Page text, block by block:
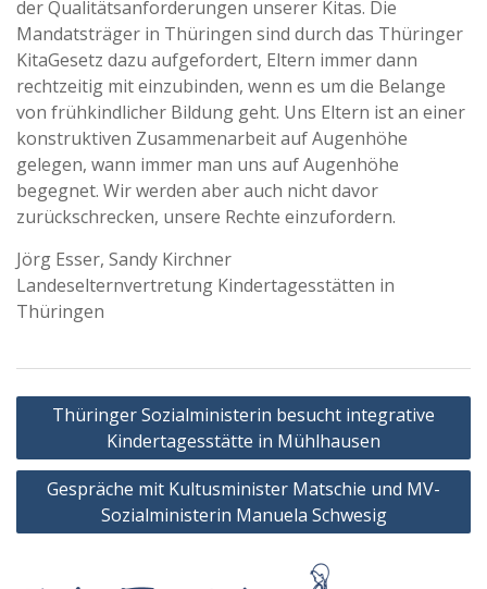
der Qualitätsanforderungen unserer Kitas. Die
Mandatsträger in Thüringen sind durch das Thüringer
KitaGesetz dazu aufgefordert, Eltern immer dann
rechtzeitig mit einzubinden, wenn es um die Belange
von frühkindlicher Bildung geht. Uns Eltern ist an einer
konstruktiven Zusammenarbeit auf Augenhöhe
gelegen, wann immer man uns auf Augenhöhe
begegnet. Wir werden aber auch nicht davor
zurückschrecken, unsere Rechte einzufordern.
Jörg Esser, Sandy Kirchner
Landeselternvertretung Kindertagesstätten in
Thüringen
Beitragsnavigation
Thüringer Sozialministerin besucht integrative
Kindertagesstätte in Mühlhausen
Gespräche mit Kultusminister Matschie und MV-
Sozialministerin Manuela Schwesig